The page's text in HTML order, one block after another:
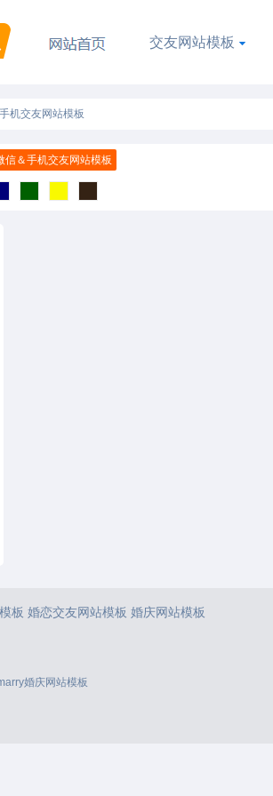
交友网站模板
机交友网站模板
信＆手机交友网站模板
板 婚恋交友网站模板 婚庆网站模板
婚庆网站模板